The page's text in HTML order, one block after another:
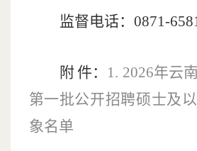
监督电话： 0871-
附件： 1. 2026年云
第一批公开招聘硕士及
象名单